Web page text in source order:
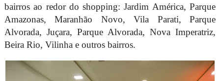
bairros ao redor do shopping: Jardim América, Parque
Amazonas, Maranhão Novo, Vila Parati, Parque
Alvorada, Juçara, Parque Alvorada, Nova Imperatriz,
Beira Rio, Vilinha e outros bairros.